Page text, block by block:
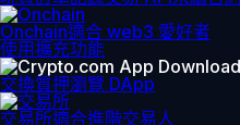
Onchain適合 web3 愛好者
使用擴充功能
交換質押瀏覽 DApp
交易所適合進階交易人